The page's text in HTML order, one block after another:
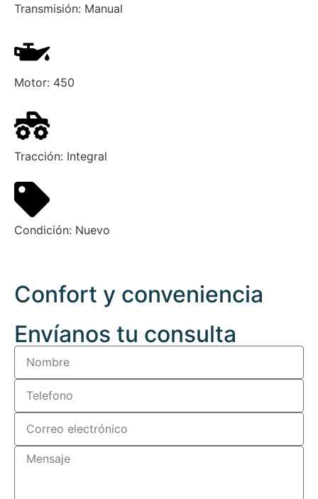
Transmisión: Manual
Motor: 450
Tracción: Integral
Condición: Nuevo
Confort y conveniencia
Envíanos tu consulta